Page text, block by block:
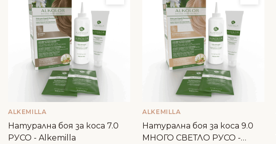
ALKEMILLA
Натурална боя за коса 7.0
РУСО - Alkemilla
ALKEMILLA
Натурална боя за коса 9.0
МНОГО СВЕТЛО РУСО -